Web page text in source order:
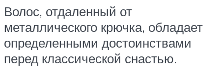
Волос, отдаленный от
металлического крючка, обладает
определенными достоинствами
перед классической снастью.